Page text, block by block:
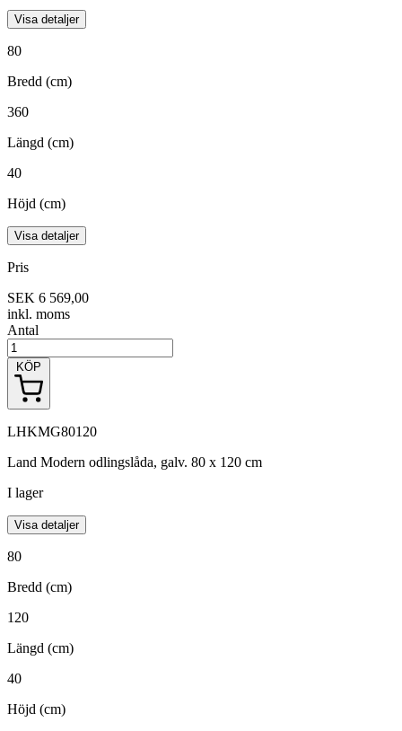
Visa detaljer
80
Bredd (cm)
360
Längd (cm)
40
Höjd (cm)
Visa detaljer
Pris
SEK 6 569,00
inkl. moms
Antal
KÖP
LHKMG80120
Land Modern odlingslåda, galv. 80 x 120 cm
I lager
Visa detaljer
80
Bredd (cm)
120
Längd (cm)
40
Höjd (cm)